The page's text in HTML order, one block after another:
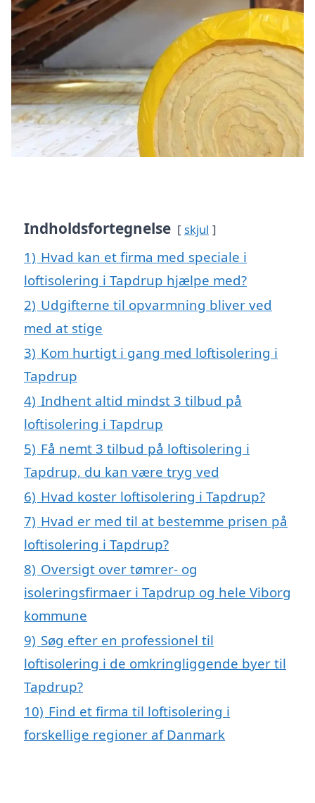
Indholdsfortegnelse skjul
1) Hvad kan et firma med speciale i
loftisolering i Tapdrup hjælpe med?
2) Udgifterne til opvarmning bliver ved
med at stige
3) Kom hurtigt i gang med loftisolering i
Tapdrup
4) Indhent altid mindst 3 tilbud på
loftisolering i Tapdrup
5) Få nemt 3 tilbud på loftisolering i
Tapdrup, du kan være tryg ved
6) Hvad koster loftisolering i Tapdrup?
7) Hvad er med til at bestemme prisen på
loftisolering i Tapdrup?
8) Oversigt over tømrer- og
isoleringsfirmaer i Tapdrup og hele Viborg
kommune
9) Søg efter en professionel til
loftisolering i de omkringliggende byer til
Tapdrup?
10) Find et firma til loftisolering i
forskellige regioner af Danmark